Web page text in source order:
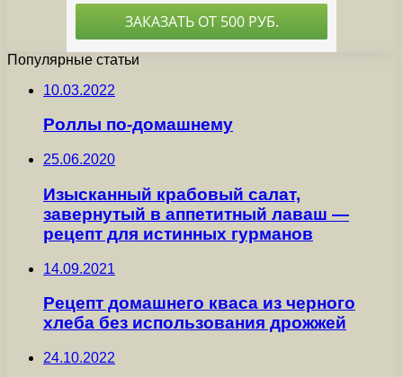
Популярные статьи
10.03.2022
Роллы по-домашнему
25.06.2020
Изысканный крабовый салат,
завернутый в аппетитный лаваш —
рецепт для истинных гурманов
14.09.2021
Рецепт домашнего кваса из черного
хлеба без использования дрожжей
24.10.2022